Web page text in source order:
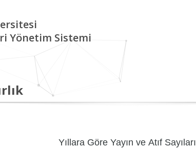
Yönetim Sistemi
Yıllara Göre Yayın ve Atıf Sayıları